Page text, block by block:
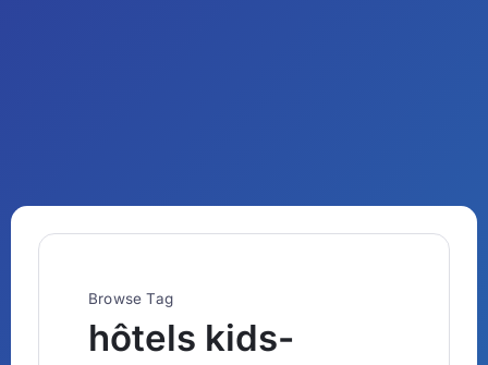
Browse Tag
hôtels kids-